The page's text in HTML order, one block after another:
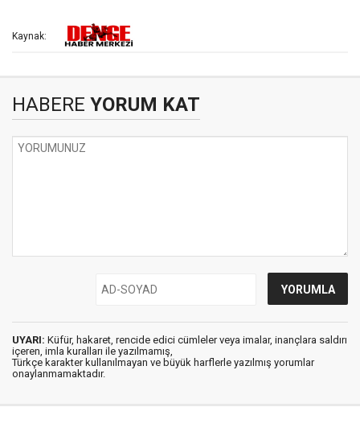
Kaynak:
HABERE YORUM KAT
UYARI: Küfür, hakaret, rencide edici cümleler veya imalar, inançlara saldırı
içeren, imla kuralları ile yazılmamış,
Türkçe karakter kullanılmayan ve büyük harflerle yazılmış yorumlar
onaylanmamaktadır.